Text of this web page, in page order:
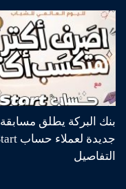
بنك البركة يطلق مسابقة
التفاصيل